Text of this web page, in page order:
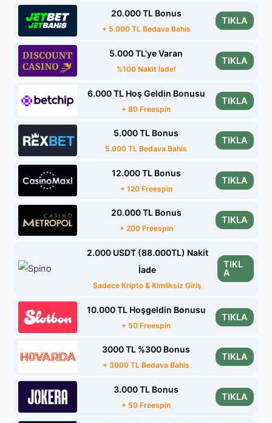
20.000 TL Bonus
+ 5.000 TL Bedava Bahis
TIKLA
5.000 TL'ye Varan
%100 Nakit İade!
TIKLA
6.000 TL Hoş Geldin Bonusu
+ 80 Freespin
TIKLA
5.000 TL Bonus
5.000 TL Bedava Bahis
TIKLA
12.000 TL Bonus
+ 120 Freespin
TIKLA
20.000 TL Bonus
+ 200 Freespin
TIKLA
2.000 USDT (88.000TL) Nakit
İade
Sadece Kripto & Kimliksiz Giriş
TIKL
A
10.000 TL Hoşgeldin Bonusu
+ 50 Freespin
TIKLA
3000 TL %300 Bonus
+ 3000 TL Bedava Bahis
TIKLA
3.000 TL Bonus
+ 50 Freespin
TIKLA